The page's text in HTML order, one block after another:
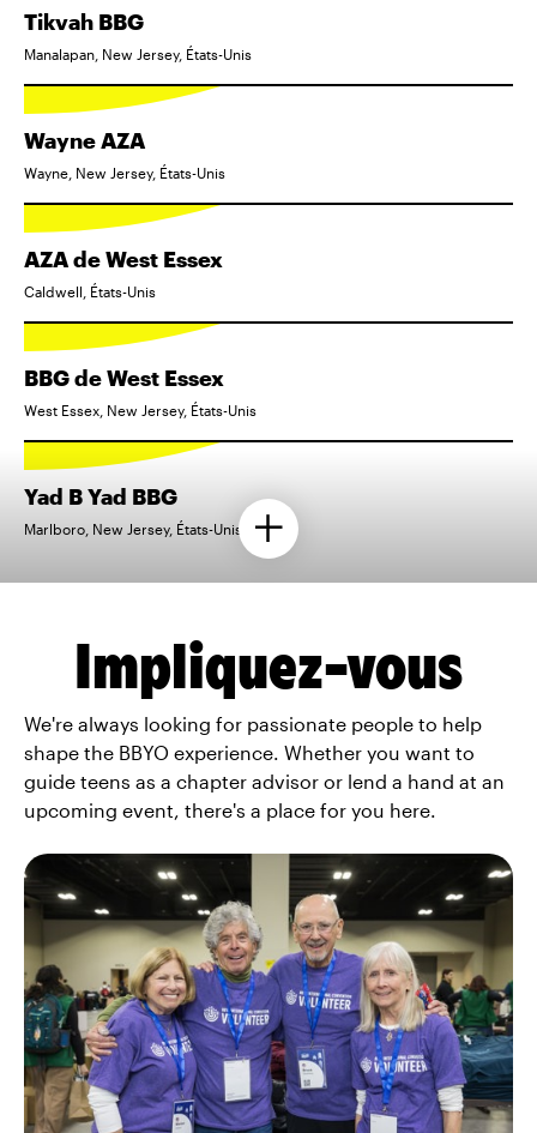
Tikvah BBG
Manalapan, New Jersey, États-Unis
Wayne AZA
Wayne, New Jersey, États-Unis
AZA de West Essex
Caldwell, États-Unis
BBG de West Essex
West Essex, New Jersey, États-Unis
Yad B Yad BBG
Marlboro, New Jersey, États-Unis
Impliquez-vous
We're always looking for passionate people to help
shape the BBYO experience. Whether you want to
guide teens as a chapter advisor or lend a hand at an
upcoming event, there's a place for you here.